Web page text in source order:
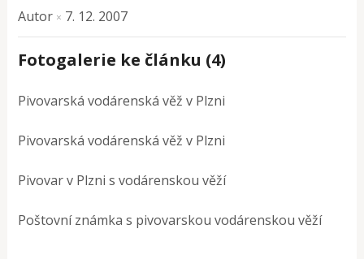
Autor × 7. 12. 2007
Fotogalerie ke článku (4)
Pivovarská vodárenská věž v Plzni
Pivovarská vodárenská věž v Plzni
Pivovar v Plzni s vodárenskou věží
Poštovní známka s pivovarskou vodárenskou věží